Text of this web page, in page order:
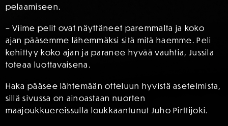
pelaamiseen.
– Viime pelit ovat näyttäneet paremmalta ja koko
ajan pääsemme lähemmäksi sitä mitä haemme. Peli
kehittyy koko ajan ja paranee hyvää vauhtia, Jussila
toteaa luottavaisena.
Haka pääsee lähtemään otteluun hyvistä asetelmista,
sillä sivussa on ainoastaan nuorten
maajoukkuereissulla loukkaantunut Juho Pirttijoki.